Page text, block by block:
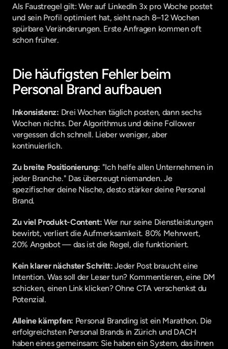
Als Faustregel gilt: Wer auf LinkedIn 3x pro Woche postet
und sein Profil optimiert hat, sieht nach 8–12 Wochen
spürbare Veränderungen. Erste Anfragen kommen oft
schon früher.
Die häufigsten Fehler beim
Personal Brand aufbauen
Inkonsistenz: Drei Wochen täglich posten, dann sechs
Wochen nichts. Der Algorithmus und deine Follower
vergessen dich schnell. Lieber weniger, aber
kontinuierlich.
Zu breite Positionierung: "Ich helfe allen Unternehmen in
jeder Branche." Das überzeugt niemanden. Je
spezifischer deine Nische, desto stärker deine Personal
Brand.
Zu viel Produkt-Content: Wer nur seine Dienstleistungen
bewirbt, verliert die Aufmerksamkeit. 80% Mehrwert,
20% Angebot — das ist die Regel, die funktioniert.
Kein klarer nächster Schritt: Jeder Post braucht eine
Intention. Was soll der Leser tun? Kommentieren, eine DM
schicken, einen Link klicken? Ohne CTA verschenkst du
Potenzial.
Alleine kämpfen: Personal Branding ist ein Marathon. Die
erfolgreichsten Personal Brands in Zürich und DACH
haben eines gemeinsam: Sie haben ein System, das ihnen